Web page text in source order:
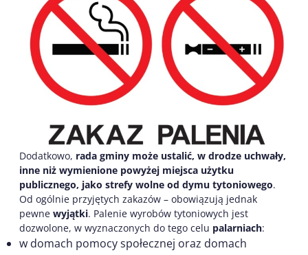
Dodatkowo, rada gminy może ustalić, w drodze uchwały,
inne niż wymienione powyżej miejsca użytku
publicznego, jako strefy wolne od dymu tytoniowego.
Od ogólnie przyjętych zakazów – obowiązują jednak
pewne wyjątki. Palenie wyrobów tytoniowych jest
dozwolone, w wyznaczonych do tego celu palarniach:
w domach pomocy społecznej oraz domach